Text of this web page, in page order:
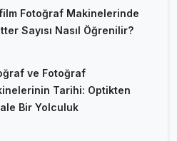
Fotoğraf Makinelerinde
Sayısı Nasıl Öğrenilir?
ve Fotoğraf
Tarihi: Optikten
Bir Yolculuk